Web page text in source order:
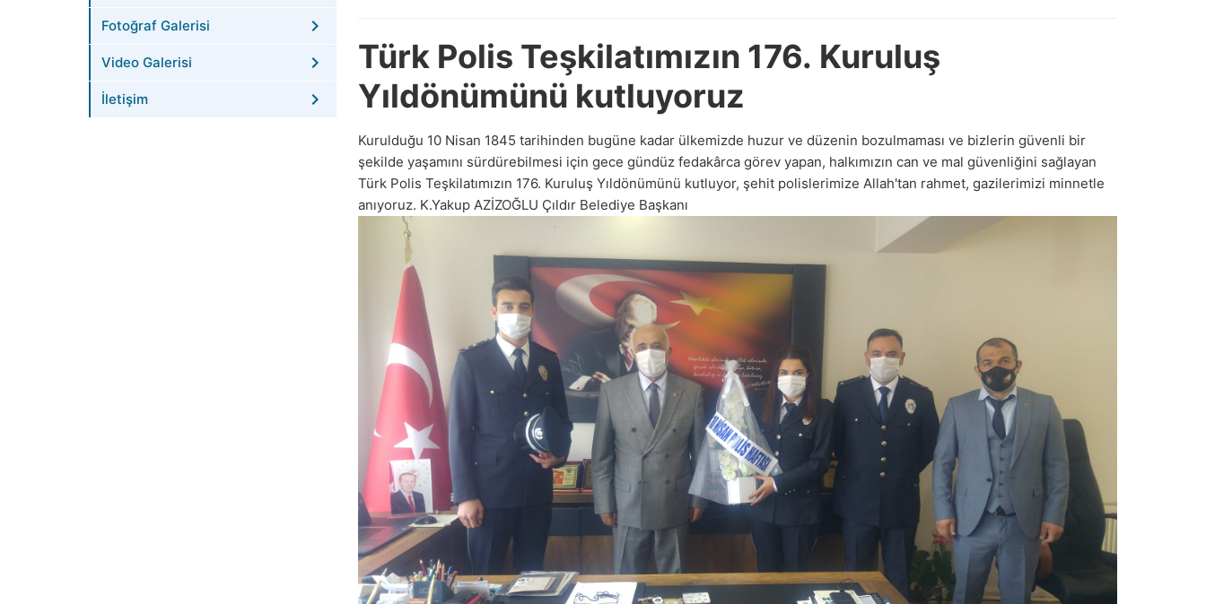
Fotoğraf Galerisi
Video Galerisi
İletişim
Türk Polis Teşkilatımızın 176. Kuruluş
Yıldönümünü kutluyoruz
Kurulduğu 10 Nisan 1845 tarihinden bugüne kadar ülkemizde huzur ve düzenin bozulmaması ve bizlerin güvenli bir
şekilde yaşamını sürdürebilmesi için gece gündüz fedakârca görev yapan, halkımızın can ve mal güvenliğini sağlayan
Türk Polis Teşkilatımızın 176. Kuruluş Yıldönümünü kutluyor, şehit polislerimize Allah'tan rahmet, gazilerimizi minnetle
anıyoruz. K.Yakup AZİZOĞLU Çıldır Belediye Başkanı